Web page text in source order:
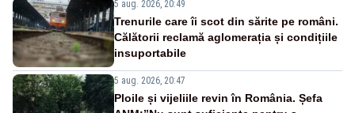
5 aug. 2026, 20:49
Trenurile care îi scot din sărite pe români.
Călătorii reclamă aglomerația și condițiile
insuportabile
5 aug. 2026, 20:47
Ploile și vijeliile revin în România. Șefa